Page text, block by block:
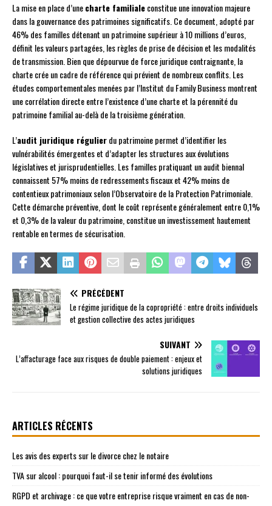
La mise en place d’unecharte familialeconstitue une innovation majeure
dans la gouvernance des patrimoines significatifs. Ce document, adopté par
46% des familles détenant un patrimoine supérieur à 10 millions d’euros,
définit les valeurs partagées, les règles de prise de décision et les modalités
de transmission. Bien que dépourvue de force juridique contraignante, la
charte crée un cadre de référence qui prévient de nombreux conflits. Les
études comportementales menées par l’Institut du Family Business montrent
une corrélation directe entre l’existence d’une charte et la pérennité du
patrimoine familial au-delà de la troisième génération.
L’audit juridique régulierdu patrimoine permet d’identifier les
vulnérabilités émergentes et d’adapter les structures aux évolutions
législatives et jurisprudentielles. Les familles pratiquant un audit biennal
connaissent 57% moins de redressements fiscaux et 42% moins de
contentieux patrimoniaux selon l’Observatoire de la Protection Patrimoniale.
Cette démarche préventive, dont le coût représente généralement entre 0,1%
et 0,3% de la valeur du patrimoine, constitue un investissement hautement
rentable en termes de sécurisation.
PRÉCÉDENT
Le régime juridique de la copropriété : entre droits individuels
et gestion collective des actes juridiques
SUIVANT
L’affacturage face aux risques de double paiement : enjeux et
solutions juridiques
ARTICLES RÉCENTS
Les avis des experts sur le divorce chez le notaire
TVA sur alcool : pourquoi faut-il se tenir informé des évolutions
RGPD et archivage : ce que votre entreprise risque vraiment en cas de non-